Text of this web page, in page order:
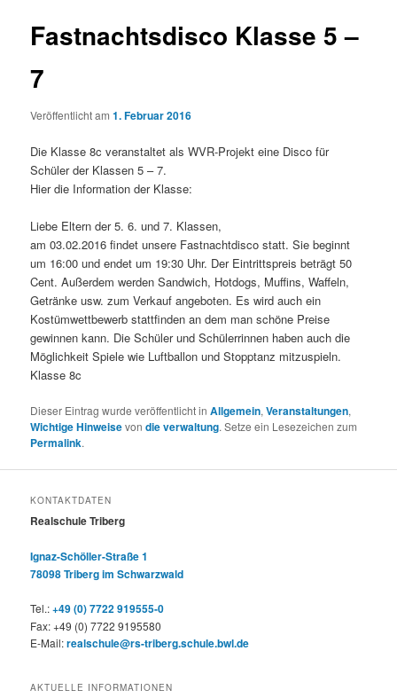
Fastnachtsdisco Klasse 5 –
7
Veröffentlicht am1. Februar 2016
Die Klasse 8c veranstaltet als WVR-Projekt eine Disco für
Schüler der Klassen 5 – 7.
Hier die Information der Klasse:
Liebe Eltern der 5. 6. und 7. Klassen,
am 03.02.2016 findet unsere Fastnachtdisco statt. Sie beginnt
um 16:00 und endet um 19:30 Uhr. Der Eintrittspreis beträgt 50
Cent. Außerdem werden Sandwich, Hotdogs, Muffins, Waffeln,
Getränke usw. zum Verkauf angeboten. Es wird auch ein
Kostümwettbewerb stattfinden an dem man schöne Preise
gewinnen kann. Die Schüler und Schülerrinnen haben auch die
Möglichkeit Spiele wie Luftballon und Stopptanz mitzuspieln.
Klasse 8c
Dieser Eintrag wurde veröffentlicht inAllgemein,Veranstaltungen,
Wichtige Hinweisevondie verwaltung. Setze ein Lesezeichen zum
Permalink.
KONTAKTDATEN
Realschule Triberg
Ignaz-Schöller-Straße 1
78098 Triberg im Schwarzwald
Tel.:+49 (0) 7722 919555-0
Fax: +49 (0) 7722 9195580
E-Mail:realschule@rs-triberg.schule.bwl.de
AKTUELLE INFORMATIONEN